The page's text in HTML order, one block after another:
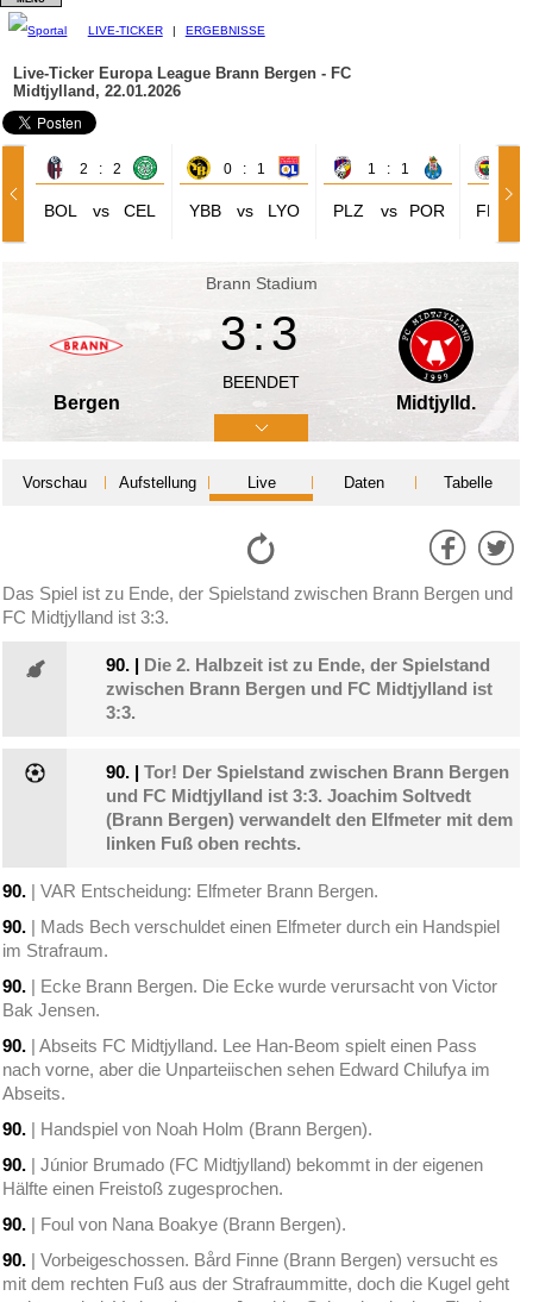
LIVE-TICKER | ERGEBNISSE
Live-Ticker Europa League Brann Bergen - FC
Midtjylland, 22.01.2026
2 : 2
BOL vs CEL
0 : 1
YBB vs LYO
1 : 1
PLZ vs POR FER
Brann Stadium
Bergen
3:3
BEENDET
Midtjylld.
Vorschau Aufstellung Live Daten Tabelle
Das Spiel ist zu Ende, der Spielstand zwischen Brann Bergen und
FC Midtjylland ist 3:3.
90. | Die 2. Halbzeit ist zu Ende, der Spielstand
zwischen Brann Bergen und FC Midtjylland ist
3:3.
90. |Tor! Der Spielstand zwischen Brann Bergen
und FC Midtjylland ist 3:3. Joachim Soltvedt
(Brann Bergen) verwandelt den Elfmeter mit dem
linken Fuß oben rechts.
90. | VAR Entscheidung: Elfmeter Brann Bergen.
90. | Mads Bech verschuldet einen Elfmeter durch ein Handspiel
im Strafraum.
90. | Ecke Brann Bergen. Die Ecke wurde verursacht von Victor
Bak Jensen.
90. | Abseits FC Midtjylland. Lee Han-Beom spielt einen Pass
nach vorne, aber die Unparteiischen sehen Edward Chilufya im
Abseits.
90. | Handspiel von Noah Holm (Brann Bergen).
90. | Júnior Brumado (FC Midtjylland) bekommt in der eigenen
Hälfte einen Freistoß zugesprochen.
90. | Foul von Nana Boakye (Brann Bergen).
90. | Vorbeigeschossen. Bård Finne (Brann Bergen) versucht es
mit dem rechten Fuß aus der Strafraummitte, doch die Kugel geht